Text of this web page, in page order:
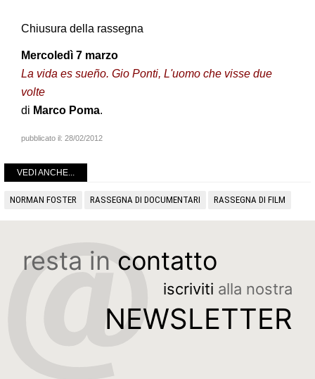
Chiusura della rassegna
Mercoledì 7 marzo
La vida es sueño. Gio Ponti, L'uomo che visse due
volte
di Marco Poma.
pubblicato il: 28/02/2012
VEDI ANCHE...
NORMAN FOSTER RASSEGNA DI DOCUMENTARI RASSEGNA DI FILM
resta in contatto
iscriviti alla nostra
NEWSLETTER